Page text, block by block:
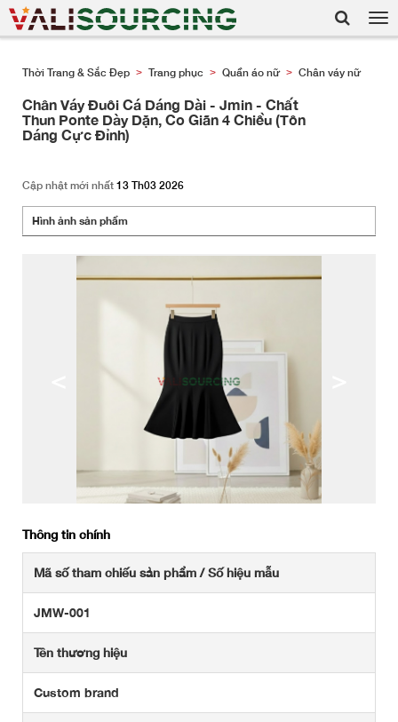
Thời Trang & Sắc Đẹp > Trang phục > Quần áo nữ > Chân váy nữ
Chân Váy Đuôi Cá Dáng Dài - Jmin - Chất
Thun Ponte Dày Dặn, Co Giãn 4 Chiều (Tôn
Dáng Cực Đỉnh)
Cập nhật mới nhất 13 Th03 2026
Hình ảnh sản phẩm
Thông tin chính
Mã số tham chiếu sản phẩm / Số hiệu mẫu
JMW-001
Tên thương hiệu
Custom brand